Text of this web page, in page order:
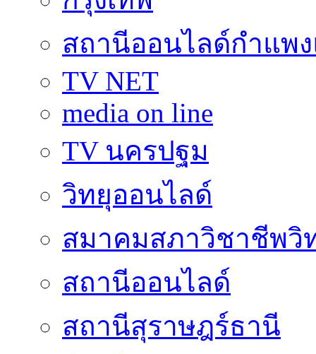
สถานีออนไลด์กำแพ
TV NET
media on line
TV นครปฐม
วิทยุออนไลด์
สมาคมสภาวิชาชีพวิ
สถานีออนไลด์
สถานีสุราษฎร์ธานี